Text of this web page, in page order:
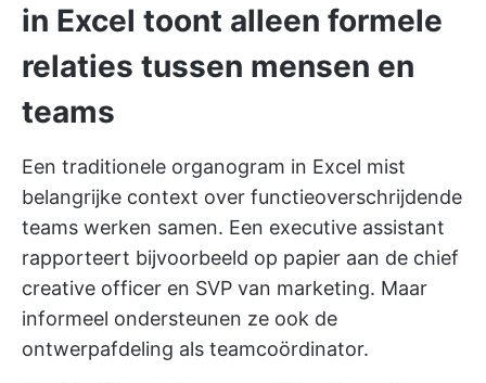
in Excel toont alleen formele
relaties tussen mensen en
teams
Een traditionele organogram in Excel mist
belangrijke context over functieoverschrijdende
teams werken samen. Een executive assistant
rapporteert bijvoorbeeld op papier aan de chief
creative officer en SVP van marketing. Maar
informeel ondersteunen ze ook de
ontwerpafdeling als teamcoördinator.